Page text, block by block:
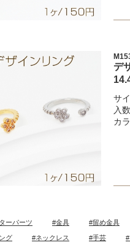
デ
サ
入
カ
ーパーツ #金具 #留め金具
グ #ネックレス #手芸